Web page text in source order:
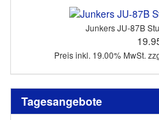
Junkers JU-87B
Preis inkl. 19.00% MwSt.
Tagesangebote